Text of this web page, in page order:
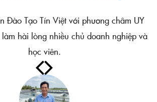
Đào Tạo Tín Việt với phương châm UY
hài lòng nhiều chủ doanh nghiệp và
học viên.